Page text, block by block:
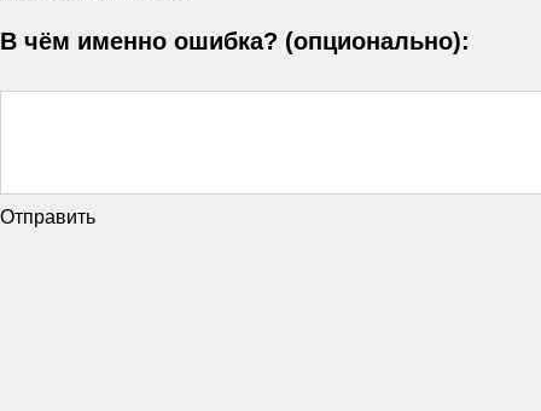
В чём именно ошибка? (опционально):
Отправить